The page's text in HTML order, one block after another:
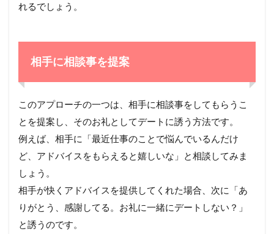
れるでしょう。
相手に相談事を提案
このアプローチの一つは、相手に相談事をしてもらうこ
とを提案し、そのお礼としてデートに誘う方法です。
例えば、相手に「最近仕事のことで悩んでいるんだけ
ど、アドバイスをもらえると嬉しいな」と相談してみま
しょう。
相手が快くアドバイスを提供してくれた場合、次に「あ
りがとう、感謝してる。お礼に一緒にデートしない？」
と誘うのです。